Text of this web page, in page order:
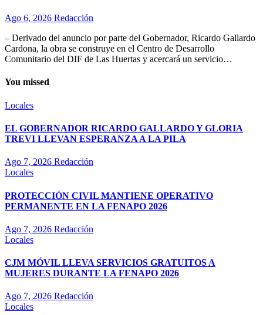
Ago 6, 2026 Redacción
– Derivado del anuncio por parte del Gobernador, Ricardo Gallardo
Cardona, la obra se construye en el Centro de Desarrollo
Comunitario del DIF de Las Huertas y acercará un servicio…
You missed
Locales
EL GOBERNADOR RICARDO GALLARDO Y GLORIA
TREVI LLEVAN ESPERANZA A LA PILA
Ago 7, 2026 Redacción
Locales
PROTECCIÓN CIVIL MANTIENE OPERATIVO
PERMANENTE EN LA FENAPO 2026
Ago 7, 2026 Redacción
Locales
CJM MÓVIL LLEVA SERVICIOS GRATUITOS A
MUJERES DURANTE LA FENAPO 2026
Ago 7, 2026 Redacción
Locales